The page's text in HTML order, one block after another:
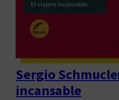
Sergio
incansable